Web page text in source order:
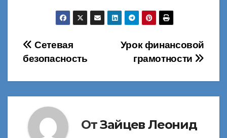
Навигация
Урок финансовой
грамотности
Сетевая
безопасность
ОтЗайцев Леонид